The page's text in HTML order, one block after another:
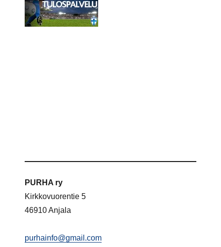
PURHA ry
Kirkkovuorentie 5
46910 Anjala
purhainfo@gmail.com